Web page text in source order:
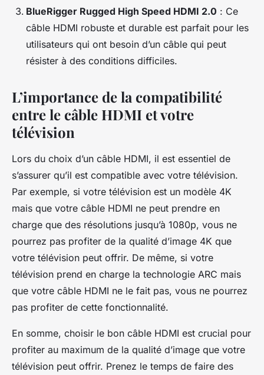
BlueRigger Rugged High Speed HDMI 2.0 : Ce
câble HDMI robuste et durable est parfait pour les
utilisateurs qui ont besoin d’un câble qui peut
résister à des conditions difficiles.
L’importance de la compatibilité
entre le câble HDMI et votre
télévision
Lors du choix d’un câble HDMI, il est essentiel de
s’assurer qu’il est compatible avec votre télévision.
Par exemple, si votre télévision est un modèle 4K
mais que votre câble HDMI ne peut prendre en
charge que des résolutions jusqu’à 1080p, vous ne
pourrez pas profiter de la qualité d’image 4K que
votre télévision peut offrir. De même, si votre
télévision prend en charge la technologie ARC mais
que votre câble HDMI ne le fait pas, vous ne pourrez
pas profiter de cette fonctionnalité.
En somme, choisir le bon câble HDMI est crucial pour
profiter au maximum de la qualité d’image que votre
télévision peut offrir. Prenez le temps de faire des